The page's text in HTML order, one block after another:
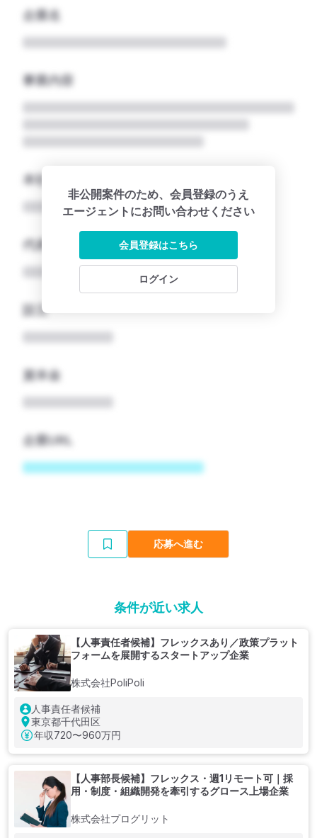
企業名
事業内容
本社所在地名
代表者
設立
資本金
企業URL
非公開案件のため、会員登録のうえ
エージェントにお問い合わせください
会員登録はこちら
ログイン
応募へ進む
条件が近い求人
【人事責任者候補】フレックスあり／政策プラット
フォームを展開するスタートアップ企業
株式会社PoliPoli
人事責任者候補
東京都千代田区
年収720〜960万円
【人事部長候補】フレックス・週1リモート可｜採
用・制度・組織開発を牽引するグロース上場企業
株式会社プログリット